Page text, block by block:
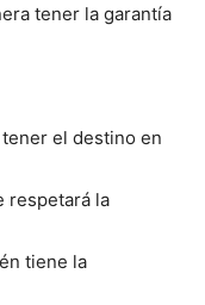
tener la garantía
el destino en
respetará la
tiene la